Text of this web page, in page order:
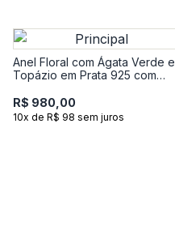
Anel Floral com Ágata Verde e
Topázio em Prata 925 com
R$ 980,00
10x de R$ 98 sem juros